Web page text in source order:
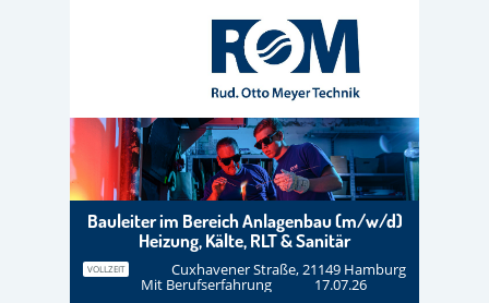
Bauleiter im Bereich Anlagenbau (m/w/d)
Heizung, Kälte, RLT & Sanitär
VOLLZEIT Cuxhavener Straße, 21149 Hamburg
Mit Berufserfahrung 17.07.26